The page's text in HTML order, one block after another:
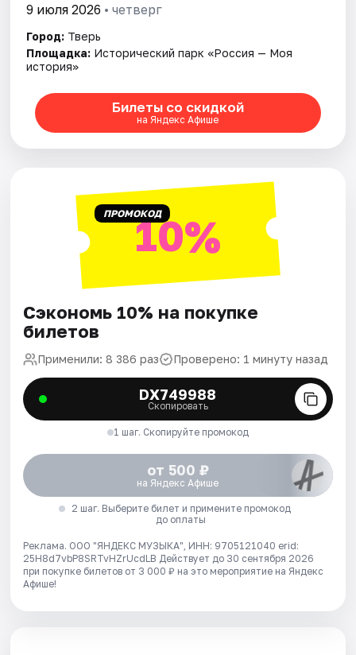
Артисты
Рейтинги
9 июля 2026 • четверг
Город: Тверь
Площадка: Исторический парк «Россия — Моя
история»
Билеты со скидкой
на Яндекс Афише
ПРОМОКОД10%
Сэкономь 10% на покупке
билетов
Применили: 8 386 раз Проверено: 1 минуту назад
DX749988
Скопировать
1 шаг. Скопируйте промокод
от 500 ₽
на Яндекс Афише
2 шаг. Выберите билет и примените промокод
до оплаты
Реклама. ООО "ЯНДЕКС МУЗЫКА", ИНН: 9705121040 erid:
25H8d7vbP8SRTvHZrUcdLB Действует до 30 сентября 2026
при покупке билетов от 3 000 ₽ на это мероприятие на Яндекс
Афише!